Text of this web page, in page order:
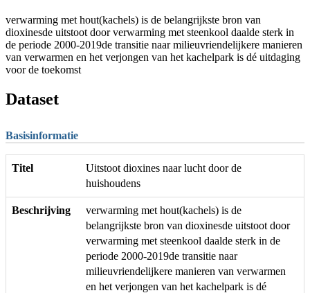
verwarming met hout(kachels) is de belangrijkste bron van
dioxinesde uitstoot door verwarming met steenkool daalde sterk in
de periode 2000-2019de transitie naar milieuvriendelijkere manieren
van verwarmen en het verjongen van het kachelpark is dé uitdaging
voor de toekomst
Dataset
Basisinformatie
Titel
Uitstoot dioxines naar lucht door de
huishoudens
Beschrijving
verwarming met hout(kachels) is de
belangrijkste bron van dioxinesde uitstoot door
verwarming met steenkool daalde sterk in de
periode 2000-2019de transitie naar
milieuvriendelijkere manieren van verwarmen
en het verjongen van het kachelpark is dé